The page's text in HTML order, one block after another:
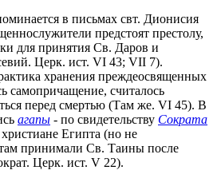
в письмах свт. Дионисия
предстоят престолу,
для принятия Св. Даров и
Церк. ист. VI 43; VII 7).
хранения преждеосвященных
самопричащение, считалось
перед смертью (Там же. VI 45). В
агапы - по свидетельству Сократа
Египта (но не
принимали Св. Таины после
Церк. ист. V 22).